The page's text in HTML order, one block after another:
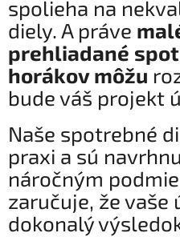
spolieha na
diely. A práve
prehliadané
horákov môžu
bude váš projekt
Naše spotrebné
praxi a sú
náročným
zaručuje, že vaše
dokonalý